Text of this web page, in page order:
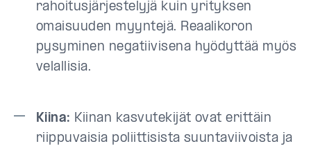
rahoitusjärjestelyjä kuin yrityksen
omaisuuden myyntejä. Reaalikoron
pysyminen negatiivisena hyödyttää myös
velallisia.
Kiina: Kiinan kasvutekijät ovat erittäin
riippuvaisia poliittisista suuntaviivoista ja